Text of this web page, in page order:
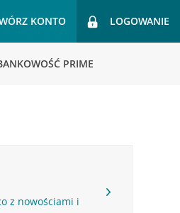
KONTO LOGOWANIE
PRIME
z nowościami i